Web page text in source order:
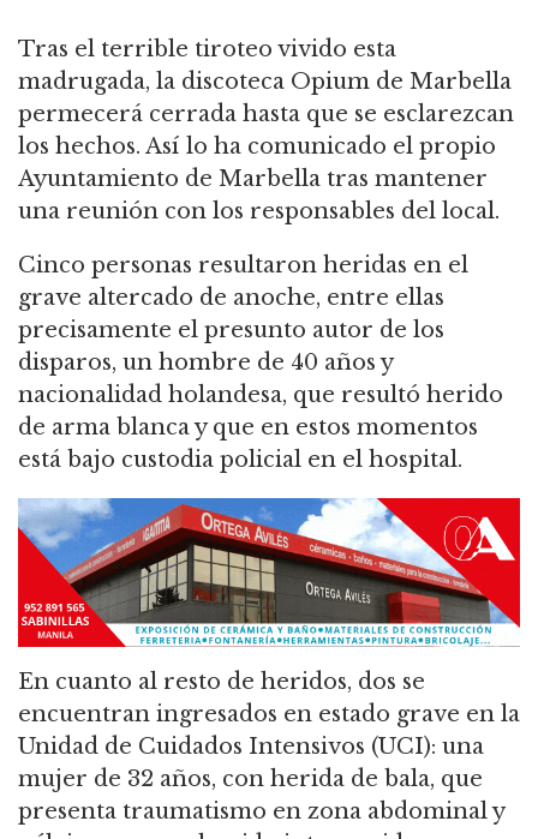
Tras el terrible tiroteo vivido esta
madrugada, la discoteca Opium de Marbella
permecerá cerrada hasta que se esclarezcan
los hechos. Así lo ha comunicado el propio
Ayuntamiento de Marbella tras mantener
una reunión con los responsables del local.
Cinco personas resultaron heridas en el
grave altercado de anoche, entre ellas
precisamente el presunto autor de los
disparos, un hombre de 40 años y
nacionalidad holandesa, que resultó herido
de arma blanca y que en estos momentos
está bajo custodia policial en el hospital.
En cuanto al resto de heridos, dos se
encuentran ingresados en estado grave en la
Unidad de Cuidados Intensivos (UCI): una
mujer de 32 años, con herida de bala, que
presenta traumatismo en zona abdominal y